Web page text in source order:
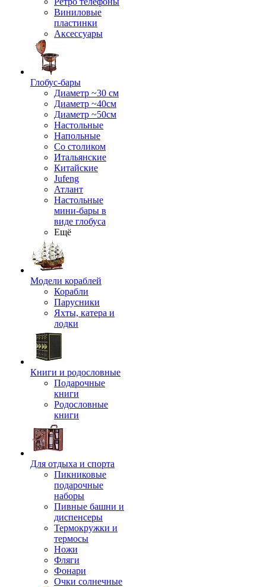
Виниловые
пластинки
Аксессуары
Глобус-бары
Диаметр ~30 см
Диаметр ~40см
Диаметр ~50см
Настольные
Напольные
Со столиком
Итальянские
Китайские
Jufeng
Атлант
Настольные
мини-бары в
виде глобуса
Ещё
Модели кораблей
Корабли
Парусники
Яхты, катера и
лодки
Книги и родословные
Подарочные
книги
Родословные
книги
Для отдыха и спорта
Пикниковые
подарочные
наборы
Пивные башни и
диспенсеры
Термокружки и
термосы
Ножи
Фляги
Фонари
Очки солнечные